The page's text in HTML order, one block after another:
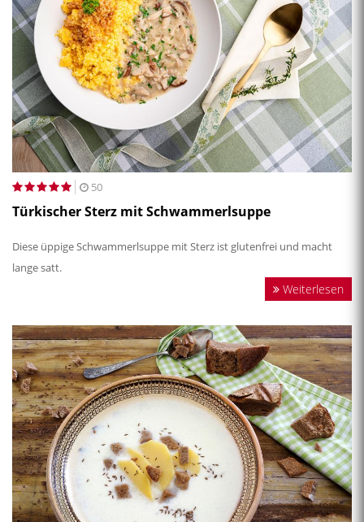
50
Türkischer Sterz mit Schwammerlsuppe
Diese üppige Schwammerlsuppe mit Sterz ist glutenfrei und macht
lange satt.
Weiterlesen